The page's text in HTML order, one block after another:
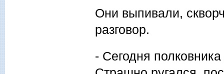
Они выпивали,
разговор.
- Сегодня